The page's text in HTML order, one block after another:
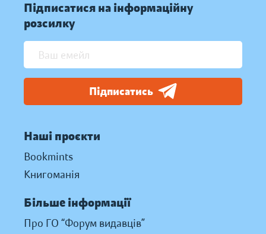
Підписатися на інформаційну
розсилку
Підписатись
Наші проєкти
Bookmints
Книгоманія
Більше інформації
Про ГО “Форум видавців”